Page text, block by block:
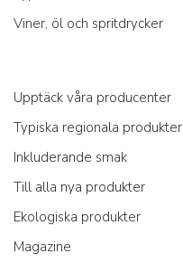
Viner, öl och spritdrycker
Upptäck våra producenter
Typiska regionala produkter
Inkluderande smak
Till alla nya produkter
Ekologiska produkter
Magazine